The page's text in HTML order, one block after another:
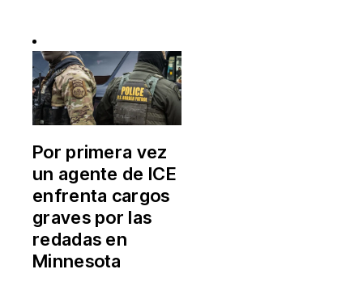
Por primera vez
un agente de ICE
enfrenta cargos
graves por las
redadas en
Minnesota